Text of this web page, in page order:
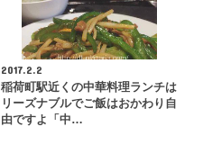
2017.2.2
稲荷町駅近くの中華料理ランチは
リーズナブルでご飯はおかわり自
由ですよ「中…